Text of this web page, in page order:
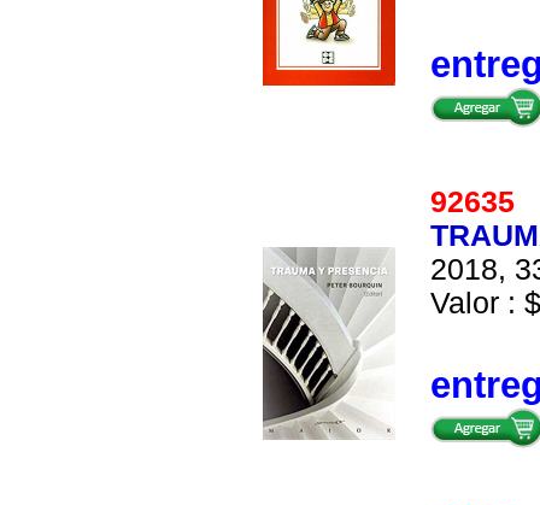
92635
2018,
Valor :